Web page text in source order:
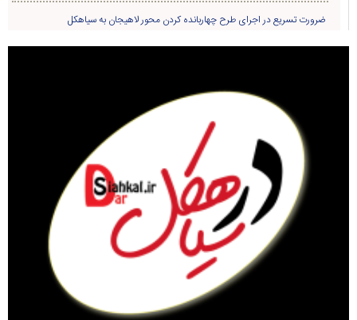
ضرورت تسریع در اجرای طرح چهاربانده کردن محور لاهیجان به سیاهکل